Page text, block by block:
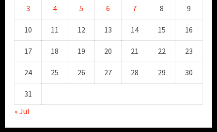
3 4 5 6 7 8 9
10 11 12 13 14 15 16
17 18 19 20 21 22 23
24 25 26 27 28 29 30
31
« Jul